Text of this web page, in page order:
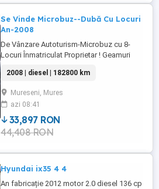
Se Vinde Microbuz--Dubă Cu Locuri
An-2008
De Vânzare Autoturism-Microbuz cu 8-
Locuri Înmatriculat Proprietar ! Geamuri
funcționează foarte bine ! Mașina Este
Modelul Fără Filtru De Particule ! Uși
Culisante Pe Ambele Părți ! ! Estetic mai are
mici zgârieturi ! Clima Nu Funcționează !
2008 | diesel | 182800 km
Mureseni, Mures
azi 08:41
33,897 RON
44,408 RON
Hyundai ix35 4 4
An fabricație 2012 motor 2.0 diesel 136 cp